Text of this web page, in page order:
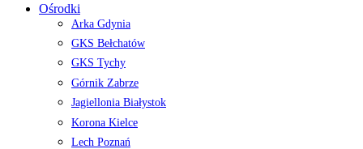
Ośrodki
Arka Gdynia
GKS Bełchatów
GKS Tychy
Górnik Zabrze
Jagiellonia Białystok
Korona Kielce
Lech Poznań